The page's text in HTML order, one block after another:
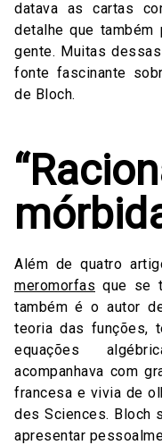
datava as cartas
detalhe que também
gente. Muitas
fonte fascinante
de Bloch.
Além de quatro
meromorfas que se
também é o autor
teoria das funções,
equações
acompanhava com
francesa e vivia de
des Sciences. Bloch
apresentar